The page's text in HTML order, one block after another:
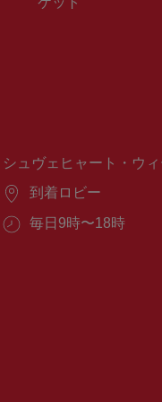
シュヴェヒャート・ウ
場
到着ロビー
営
毎日9時〜18時